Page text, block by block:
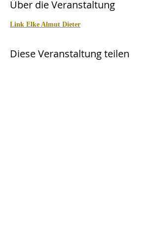
Über die Veranstaltung
Link Elke Almut Dieter
Diese Veranstaltung teilen